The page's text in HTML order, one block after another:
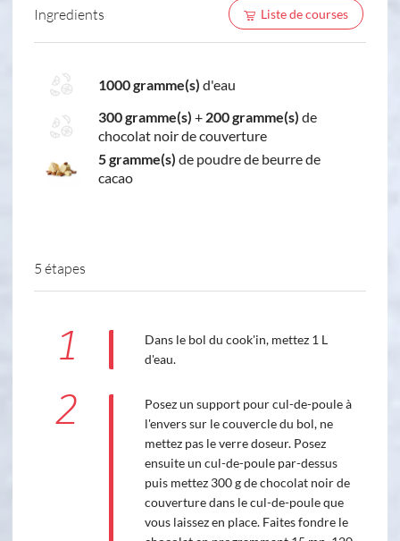
Ingredients Liste de courses
1000 gramme(s) d'eau
300 gramme(s) + 200 gramme(s) de
chocolat noir de couverture
5 gramme(s) de poudre de beurre de
cacao
5 étapes
1
Dans le bol du cook'in, mettez 1 L
d'eau.
2
Posez un support pour cul-de-poule à
l'envers sur le couvercle du bol, ne
mettez pas le verre doseur. Posez
ensuite un cul-de-poule par-dessus
puis mettez 300 g de chocolat noir de
couverture dans le cul-de-poule que
vous laissez en place. Faites fondre le